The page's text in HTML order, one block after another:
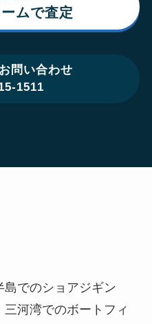
ムで査定
問い合わせ
1511
でのショアジギン
河湾でのボートフィ